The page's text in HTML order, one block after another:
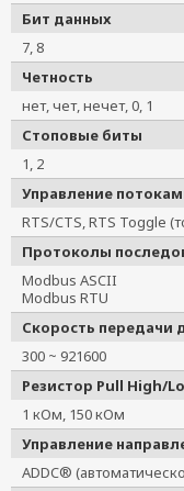
Бит данных
7, 8
Четность
нет, чет, нечет, 0, 1
Стоповые биты
1, 2
Управление
RTS/CTS, RTS Toggle
Протоколы
Modbus ASCII
Modbus RTU
Скорость передачи
300 ~ 921600
Резистор Pull High/
1 кОм, 150 кОм
Управление
ADDC®